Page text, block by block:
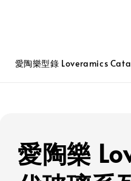
愛陶樂型錄 Loveramics
愛陶樂